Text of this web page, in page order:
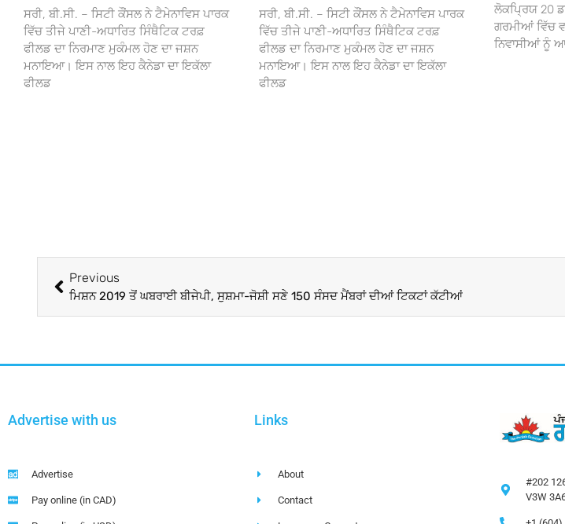
ਸਰੀ, ਬੀ.ਸੀ. – ਸਿਟੀ ਕੌਂਸਲ ਨੇ ਟੈਮੇਨਾਵਿਸ ਪਾਰਕ
ਵਿੱਚ ਤੀਜੇ ਪਾਣੀ-ਅਧਾਰਿਤ ਸਿੰਥੈਟਿਕ ਟਰਫ਼
ਫੀਲਡ ਦਾ ਨਿਰਮਾਣ ਮੁਕੰਮਲ ਹੋਣ ਦਾ ਜਸ਼ਨ
ਮਨਾਇਆ। ਇਸ ਨਾਲ ਇਹ ਕੈਨੇਡਾ ਦਾ ਇਕੱਲਾ
ਫੀਲਡ
ਸਰੀ, ਬੀ.ਸੀ. – ਸਿਟੀ ਕੌਂਸਲ ਨੇ ਟੈਮੇਨਾਵਿਸ ਪਾਰਕ
ਵਿੱਚ ਤੀਜੇ ਪਾਣੀ-ਅਧਾਰਿਤ ਸਿੰਥੈਟਿਕ ਟਰਫ਼
ਫੀਲਡ ਦਾ ਨਿਰਮਾਣ ਮੁਕੰਮਲ ਹੋਣ ਦਾ ਜਸ਼ਨ
ਮਨਾਇਆ। ਇਸ ਨਾਲ ਇਹ ਕੈਨੇਡਾ ਦਾ ਇਕੱਲਾ
ਫੀਲਡ
ਲੋਕਪ੍ਰਿਯ 20
ਗਰਮੀਆਂ ਵਿੱਚ
ਨਿਵਾਸੀਆਂ ਨੂੰ
Previous
ਮਿਸ਼ਨ 2019 ਤੋਂ ਘਬਰਾਈ ਬੀਜੇਪੀ, ਸੁਸ਼ਮਾ-ਜੋਸ਼ੀ ਸਣੇ 150 ਸੰਸਦ ਮੈਂਬਰਾਂ ਦੀਆਂ ਟਿਕਟਾਂ ਕੱਟੀਆਂ
Advertise with us
Advertise
Pay online (in CAD)
Links
About
Contact
#202
V3W